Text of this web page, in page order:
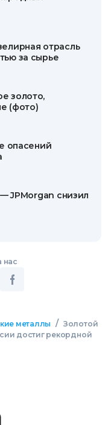
отрасль
за сырье
золото,
(фото)
опасений
JPMorgan снизил
нас
металлы / Золотой
достиг рекордной